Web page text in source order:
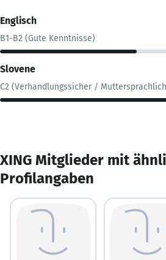
Englisch
B1-B2 (Gute Kenntnisse)
Slovene
C2 (Verhandlungssicher /
XING Mitglieder mit
Profilangaben